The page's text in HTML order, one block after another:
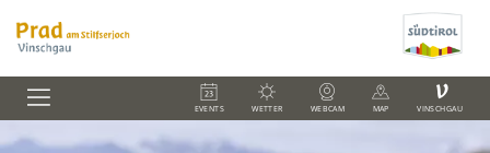
EVENTS WETTER WEBCAM MAP
V
VINSCHGAU